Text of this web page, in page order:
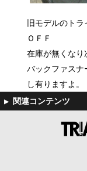
旧モデルのト
ＯＦＦ
在庫が無くなり
バックファスナ
し有りますよ。